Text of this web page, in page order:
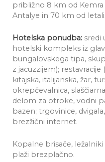
približno 8 km od
Antalye in 70 km od
Hotelska ponudba: sredi
hotelski kompleks iz
bungalovskega tipa,
z jacuzzijem);
kitajska, italijanska, žar,
okrepčevalnica,
delom za otroke, vodni
ba­zen; trgovinice,
brezžični internet.
Kopalne brisače,
plaži brezplačno.